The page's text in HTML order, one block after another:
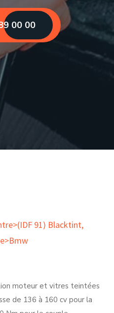
00 00
91) Blacktint,
moteur et vitres teintées
de 136 à 160 cv pour la